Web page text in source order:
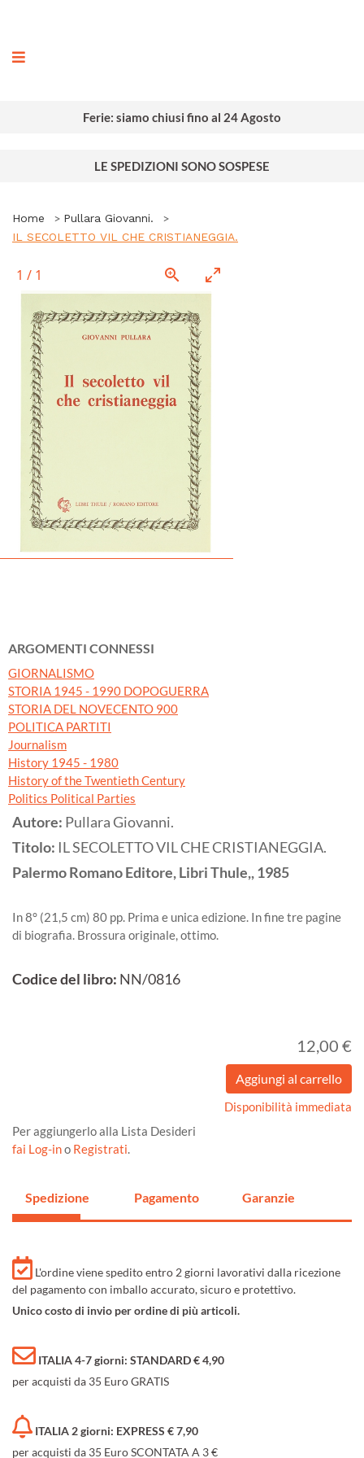
Ferie: siamo chiusi fino al 24 Agosto
LE SPEDIZIONI SONO SOSPESE
Home
Pullara Giovanni.
IL SECOLETTO VIL CHE CRISTIANEGGIA.
1 / 1
ARGOMENTI CONNESSI
GIORNALISMO
STORIA 1945 - 1990 DOPOGUERRA
STORIA DEL NOVECENTO 900
POLITICA PARTITI
Journalism
History 1945 - 1980
History of the Twentieth Century
Politics Political Parties
Autore: Pullara Giovanni.
Titolo: IL SECOLETTO VIL CHE CRISTIANEGGIA.
PalermoRomano Editore, Libri Thule,,1985
In 8° (21,5 cm) 80 pp. Prima e unica edizione. In fine tre pagine
di biografia. Brossura originale, ottimo.
Codice del libro: NN/0816
12,00 €
Disponibilità immediata
Per aggiungerlo alla Lista Desideri
fai Log-ino Registrati.
Spedizione Pagamento Garanzie
L'ordine viene spedito entro 2 giorni lavorativi dalla ricezione
del pagamento con imballo accurato, sicuro e protettivo.
Unico costo di invio per ordine di più articoli.
ITALIA 4-7 giorni: STANDARD € 4,90
per acquisti da 35 Euro GRATIS
ITALIA 2 giorni: EXPRESS € 7,90
per acquisti da 35 Euro SCONTATA A 3 €